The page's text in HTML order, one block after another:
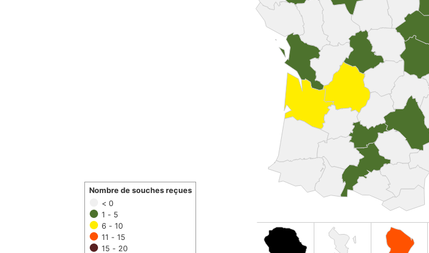
< 0
1 - 5
6 - 10
11 - 15
15 - 20
Nombre de souches reçues